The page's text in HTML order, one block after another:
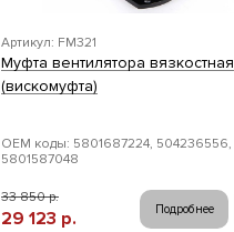
Артикул: FM321
Муфта вентилятора вязкостная
(вискомуфта)
ОЕМ коды: 5801687224, 504236556,
5801587048
33 850 р.
29 123 р. Подробнее